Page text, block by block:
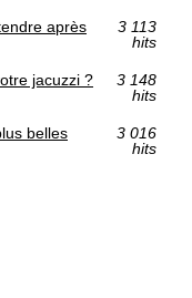
après
3 113
hits
jacuzzi ?
3 148
hits
belles
3 016
hits